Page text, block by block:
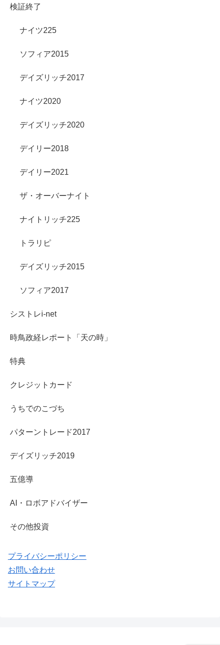
検証終了
ナイツ225
ソフィア2015
デイズリッチ2017
ナイツ2020
デイズリッチ2020
デイリー2018
デイリー2021
ザ・オーバーナイト
ナイトリッチ225
トラリピ
デイズリッチ2015
ソフィア2017
シストレi-net
時鳥政経レポート「天の時」
特典
クレジットカード
うちでのこづち
パターントレード2017
デイズリッチ2019
五億導
AI・ロボアドバイザー
その他投資
プライバシーポリシー
お問い合わせ
サイトマップ